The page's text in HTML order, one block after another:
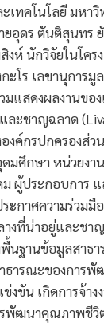
เทคโนโลยี มหาวิ
ร ตันติสุนทร ยั
งห์ นักวิจัยในโคร
ะโร เลขานุการมู
วมแสดงผลงานข
ละชาญฉลาด
องค์กรปกครองส่
มศึกษา หน่วยงา
ผู้ประกอบการ
ะกาศความร่วมมื
งที่น่าอยู่และชา
นฐานข้อมูลสาธ
ารณะของการพั
งขัน เกิดการจ้าง
พัฒนาคุณภาพชีวิ